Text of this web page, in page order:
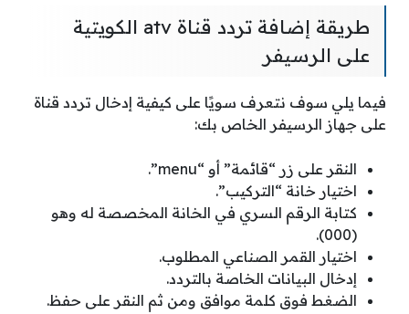
طريقة إضافة تردد قناة atv الكويتية
على الرسيفر
فيما يلي سوف نتعرف سويًا على كيفية إدخال تردد قناة
على جهاز الرسيفر الخاص بك:
النقر على زر “قائمة” أو “menu”.
اختيار خانة “التركيب”.
كتابة الرقم السري في الخانة المخصصة له وهو
(000).
اختيار القمر الصناعي المطلوب.
إدخال البيانات الخاصة بالتردد.
الضغط فوق كلمة موافق ومن ثم النقر على حفظ.